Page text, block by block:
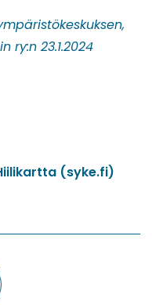
ry:n 23.1.2024
(syke.fi)